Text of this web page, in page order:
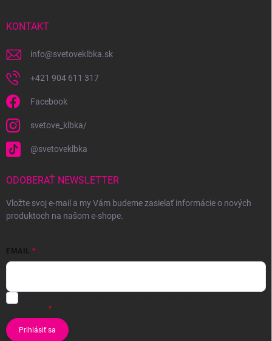
KONTAKT
info@svetoveklbka.sk
+421 904 611 317
Facebook
svetove_klbka/
@svetoveklbka
ODOBERAŤ NEWSLETTER
Vložte svoj e-mail a my Vám budeme zasielať informácie o nových
produktoch na našom e-shope.
EMAIL
Prihlásiť sa